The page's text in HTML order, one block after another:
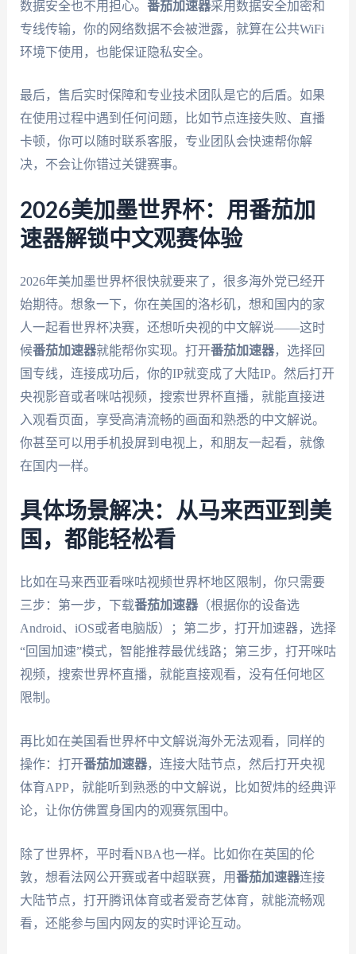
数据安全也不用担心。 番茄加速器采用数据安全加密和
专线传输，你的网络数据不会被泄露，就算在公共WiFi
环境下使用，也能保证隐私安全。
最后，售后实时保障和专业技术团队是它的后盾。如果
在使用过程中遇到任何问题，比如节点连接失败、直播
卡顿，你可以随时联系客服，专业团队会快速帮你解
决，不会让你错过关键赛事。
2026美加墨世界杯：用番茄加
速器解锁中文观赛体验
2026年美加墨世界杯很快就要来了，很多海外党已经开
始期待。想象一下，你在美国的洛杉矶，想和国内的家
人一起看世界杯决赛，还想听央视的中文解说——这时
候番茄加速器就能帮你实现。打开番茄加速器，选择回
国专线，连接成功后，你的IP就变成了大陆IP。然后打开
央视影音或者咪咕视频，搜索世界杯直播，就能直接进
入观看页面，享受高清流畅的画面和熟悉的中文解说。
你甚至可以用手机投屏到电视上，和朋友一起看，就像
在国内一样。
具体场景解决：从马来西亚到美
国，都能轻松看
比如在马来西亚看咪咕视频世界杯地区限制，你只需要
三步：第一步，下载番茄加速器（根据你的设备选
Android、iOS或者电脑版）；第二步，打开加速器，选择
“回国加速”模式，智能推荐最优线路；第三步，打开咪咕
视频，搜索世界杯直播，就能直接观看，没有任何地区
限制。
再比如在美国看世界杯中文解说海外无法观看，同样的
操作：打开番茄加速器，连接大陆节点，然后打开央视
体育APP，就能听到熟悉的中文解说，比如贺炜的经典评
论，让你仿佛置身国内的观赛氛围中。
除了世界杯，平时看NBA也一样。比如你在英国的伦
敦，想看法网公开赛或者中超联赛，用番茄加速器连接
大陆节点，打开腾讯体育或者爱奇艺体育，就能流畅观
看，还能参与国内网友的实时评论互动。